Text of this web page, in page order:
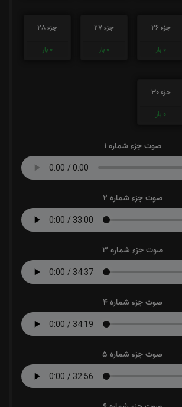
جزء 26
0 بار
جزء 27
0 بار
جزء 28
0 بار
جزء 30
0 بار
صوت جزء شماره 1
صوت جزء شماره 2
صوت جزء شماره 3
صوت جزء شماره 4
صوت جزء شماره 5